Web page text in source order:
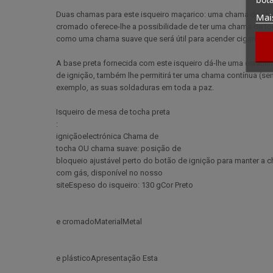
Duas chamas para este isqueiro maçarico: uma chama de
cromado oferece-lhe a possibilidade de ter uma chama de
como uma chama suave que será útil para acender cigarros
A base preta fornecida com este isqueiro dá-lhe uma
de ignição, também lhe permitirá ter uma chama contínua
exemplo, as suas soldaduras em toda a paz.
Isqueiro de mesa de tocha preta
:
igniçãoelectrónica Chama de
tocha OU chama suave: posição de
bloqueio ajustável perto do botão de ignição para manter a
com gás, disponível no nosso
siteEspeso do isqueiro: 130 gCor Preto
e cromadoMaterialMetal
e plásticoApresentação Esta